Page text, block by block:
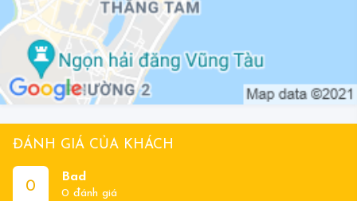
ĐÁNH GIÁ CỦA KHÁCH
0
Bad
0 đánh giá